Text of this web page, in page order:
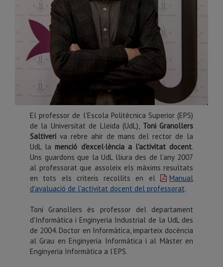
El professor de l'Escola Politècnica Superior (EPS)
de la Universitat de Lleida (UdL), Toni Granollers
Saltiveri va rebre ahir de mans del rector de la
UdL la menció d'excel·lència a l'activitat docent.
Uns guardons que la UdL lliura des de l’any 2007
al professorat que assoleix els màxims resultats
en tots els criteris recollits en el
Manual
d'avaluació de l'activitat docent del professorat.
Toni Granollers és professor del departament
d'Informàtica i Enginyeria Industrial de la UdL des
de 2004. Doctor en Informàtica, imparteix docència
al Grau en Enginyeria Informàtica i al Màster en
Enginyeria Informàtica a l’EPS.